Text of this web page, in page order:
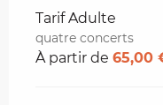
Tarif Adulte
quatre concerts
À partir de 65,00